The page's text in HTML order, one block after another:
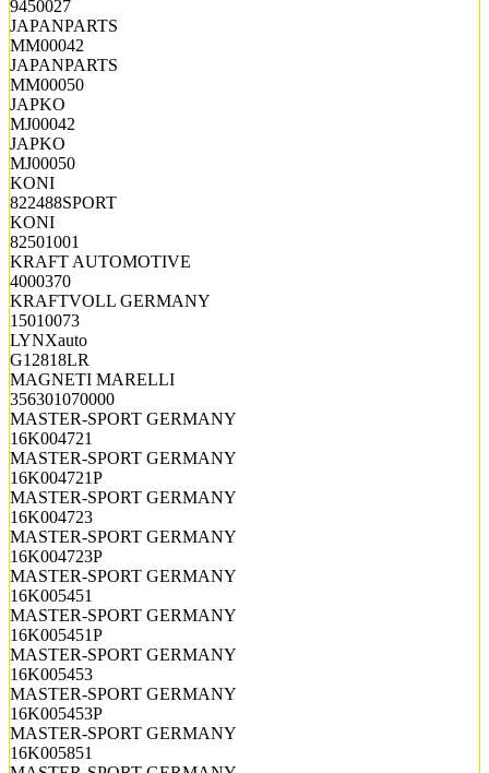
9450027
JAPANPARTS
MM00042
JAPANPARTS
MM00050
JAPKO
MJ00042
JAPKO
MJ00050
KONI
822488SPORT
KONI
82501001
KRAFT AUTOMOTIVE
4000370
KRAFTVOLL GERMANY
15010073
LYNXauto
G12818LR
MAGNETI MARELLI
356301070000
MASTER-SPORT GERMANY
16K004721
MASTER-SPORT GERMANY
16K004721P
MASTER-SPORT GERMANY
16K004723
MASTER-SPORT GERMANY
16K004723P
MASTER-SPORT GERMANY
16K005451
MASTER-SPORT GERMANY
16K005451P
MASTER-SPORT GERMANY
16K005453
MASTER-SPORT GERMANY
16K005453P
MASTER-SPORT GERMANY
16K005851